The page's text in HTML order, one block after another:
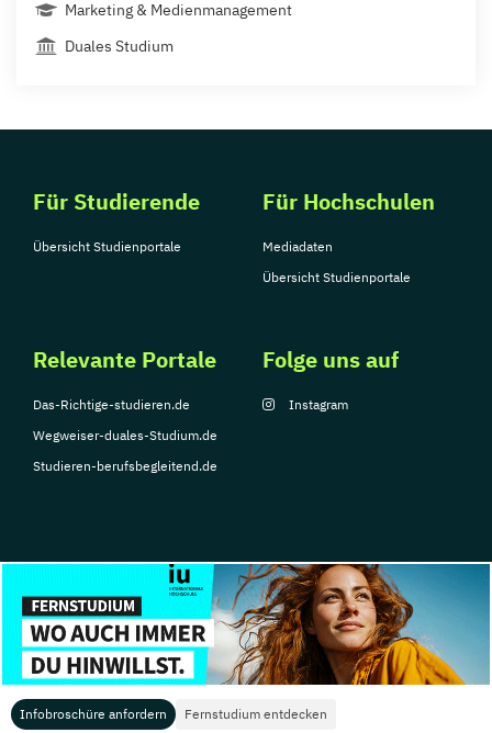
Infobroschüre anfordern Fernstudium entdecken
Marketing & Medienmanagement
Duales Studium
Für Studierende
Übersicht Studienportale
Für Hochschulen
Mediadaten
Übersicht Studienportale
Relevante Portale
Das-Richtige-studieren.de
Wegweiser-duales-Studium.de
Studieren-berufsbegleitend.de
Folge uns auf
Instagram
© Copyright 2026, TarGroup Media GmbH
Impressum
Datenschutzerklärung Nutzungsbedingungen